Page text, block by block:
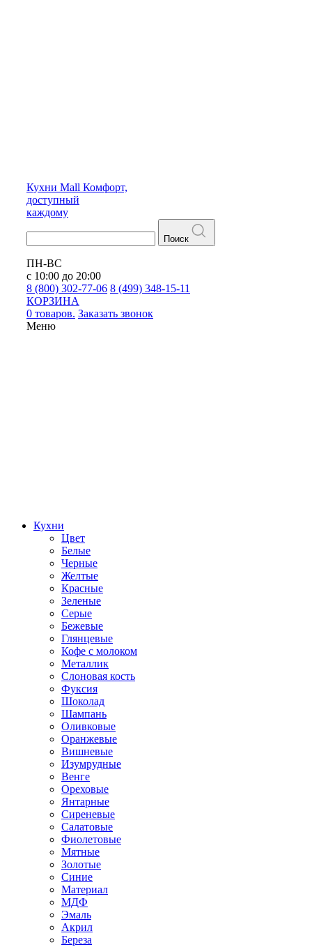
Кухни Mall Комфорт,
доступный
каждому
Поиск
ПН-ВС
с 10:00 до 20:00
8 (800) 302-77-06 8 (499) 348-15-11
КОРЗИНА
0 товаров. Заказать звонок
Меню
Кухни
Цвет
Белые
Черные
Желтые
Красные
Зеленые
Серые
Бежевые
Глянцевые
Кофе с молоком
Металлик
Слоновая кость
Фуксия
Шоколад
Шампань
Оливковые
Оранжевые
Вишневые
Изумрудные
Венге
Ореховые
Янтарные
Сиреневые
Салатовые
Фиолетовые
Мятные
Золотые
Синие
Материал
МДФ
Эмаль
Акрил
Береза